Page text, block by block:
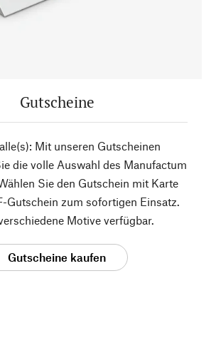
Gutscheine
Mit unseren Gutscheinen
die volle Auswahl des Manufactum
Sie den Gutschein mit Karte
Gutschein zum sofortigen Einsatz.
Motive verfügbar.
Gutscheine kaufen